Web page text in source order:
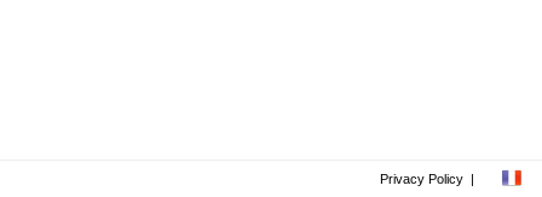
Privacy Policy |